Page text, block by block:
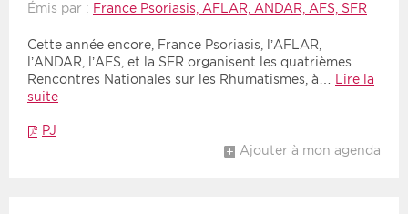
Émis par : France Psoriasis, AFLAR, ANDAR, AFS, SFR
Cette année encore, France Psoriasis, l’AFLAR,
l’ANDAR, l’AFS, et la SFR organisent les quatrièmes
Rencontres Nationales sur les Rhumatismes, à… Lire la
suite
PJ
Ajouter à mon agenda